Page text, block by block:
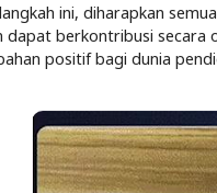
ini, diharapkan
dapat berkontribusi secara
positif bagi dunia